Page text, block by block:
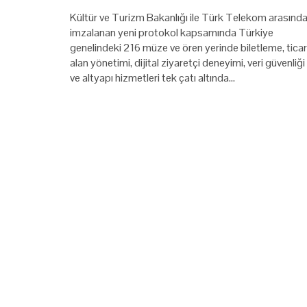
Kültür ve Turizm Bakanlığı ile Türk Telekom arasında
imzalanan yeni protokol kapsamında Türkiye
genelindeki 216 müze ve ören yerinde biletleme,
alan yönetimi, dijital ziyaretçi deneyimi, veri güvenliği
ve altyapı hizmetleri tek çatı altında…